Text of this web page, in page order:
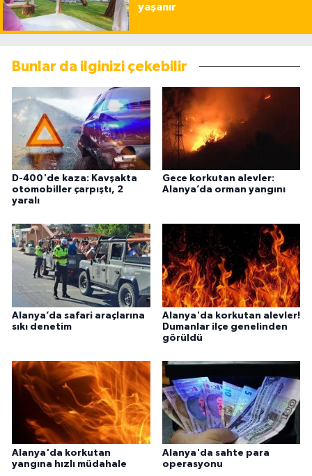
yaşanır
Bunlar da ilginizi çekebilir
D-400'de kaza: Kavşakta
otomobiller çarpıştı, 2
yaralı
Gece korkutan alevler:
Alanya’da orman yangını
Alanya’da safari araçlarına
sıkı denetim
Alanya'da korkutan alevler!
Dumanlar ilçe genelinden
görüldü
Alanya'da korkutan
yangına hızlı müdahale
Alanya'da sahte para
operasyonu